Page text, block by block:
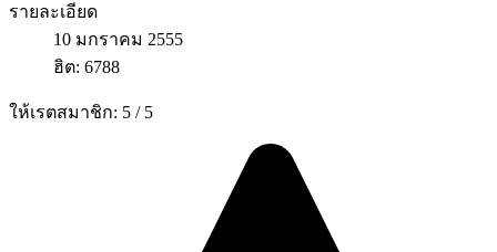
รายละเอียด
10 มกราคม 2555
ฮิต: 6788
ให้เรตสมาชิก: 5 / 5